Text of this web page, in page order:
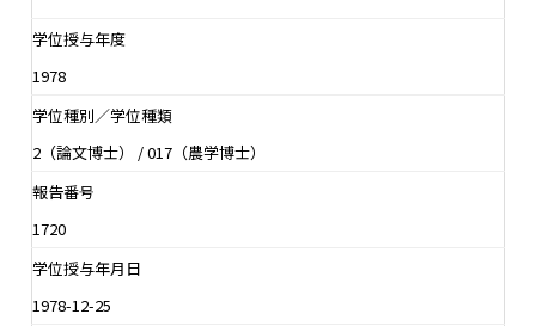
学位授与年度
1978
学位種別／学位種類
2（論文博士） / 017（農学博士）
報告番号
1720
学位授与年月日
1978-12-25